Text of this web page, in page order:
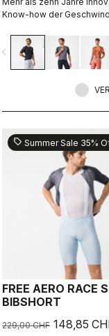
Know-how der
noch schneller.
sell Summer Sale 35%
FREE AERO RACE
BIBSHORT
229,00 CHF 148,85